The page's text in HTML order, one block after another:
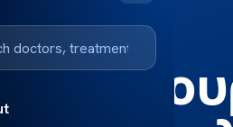
κοιλιακού τοιχώματος;
η